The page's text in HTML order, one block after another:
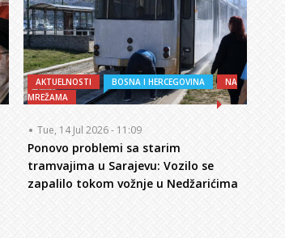
AKTUELNOSTI BOSNA I HERCEGOVINA
NA
MREŽAMA
Tue, 14 Jul 2026 - 11:09
Ponovo problemi sa starim
tramvajima u Sarajevu: Vozilo se
zapalilo tokom vožnje u Nedžarićima